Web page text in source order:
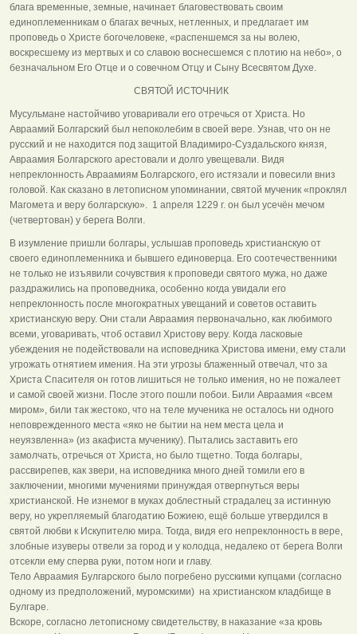
блага временные, земные, начинает благовествовать своим
единоплеменникам о благах вечных, нетленных, и предлагает им
проповедь о Христе богочеловеке, «распеншемся за ны волею,
воскресшему из мертвых и со славою воснесшемся с плотию на небо», о
безначальном Его Отце и о совечном Отцу и Сыну Всесвятом Духе.
СВЯТОЙ ИСТОЧНИК
Мусульмане настойчиво уговаривали его отречься от Христа. Но
Авраамий Болгарский был непоколебим в своей вере. Узнав, что он не
русский и не находится под защитой Владимиро-Суздальского князя,
Авраамия Болгарского арестовали и долго увещевали. Видя
непреклонность Авраамиям Болгарского, его истязали и повесили вниз
головой. Как сказано в летописном упоминании, святой мученик «проклял
Магомета и веру болгарскую». 1 апреля 1229 г. он был усечён мечом
(четвертован) у берега Волги.
В изумление пришли болгары, услышав проповедь христианскую от
своего единоплеменника и бывшего единоверца. Его соотечественники
не только не изъявили сочувствия к проповеди святого мужа, но даже
раздражились на проповедника, особенно когда увидали его
непреклонность после многократных увещаний и советов оставить
христианскую веру. Они стали Авраамия первоначально, как любимого
всеми, уговаривать, чтоб оставил Христову веру. Когда ласковые
убеждения не подействовали на исповедника Христова имени, ему стали
угрожать отнятием имения. На эти угрозы блаженный отвечал, что за
Христа Спасителя он готов лишиться не только имения, но не пожалеет
и самой своей жизни. После этого пошли побои. Били Авраамия «всем
миром», били так жестоко, что на теле мученика не осталось ни одного
неповрежденного места «яко не бытии на нем места цела и
неуязвленна» (из акафиста мученику). Пытались заставить его
замолчать, отречься от Христа, но было тщетно. Тогда болгары,
рассвирепев, как звери, на исповедника много дней томили его в
заключении, многими мучениями принуждая отвергнуться веры
христианской. Не изнемог в муках доблестный страдалец за истинную
веру, но укрепляемый благодатию Божиею, ещё больше утвердился в
святой любви к Искупителю мира. Тогда, видя его непреклонность в вере,
злобные изуверы отвели за город и у колодца, недалеко от берега Волги
отсекли ему сперва руки, потом ноги и главу.
Тело Авраамия Булгарского было погребено русскими купцами (согласно
одному из предположений, муромскими) на христианском кладбище в
Булгаре.
Вскоре, согласно летописному свидетельству, в наказание «за кровь